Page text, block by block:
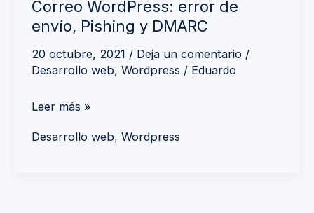
Correo WordPress: error de
envío, Pishing y DMARC
20 octubre, 2021 / Deja un comentario /
Desarrollo web, Wordpress / Eduardo
Leer más »
Desarrollo web, Wordpress